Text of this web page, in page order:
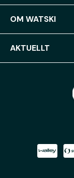
OM WATSKI
AKTUELLT